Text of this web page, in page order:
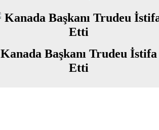
Kanada Başkanı Trudeu İstifa
Etti